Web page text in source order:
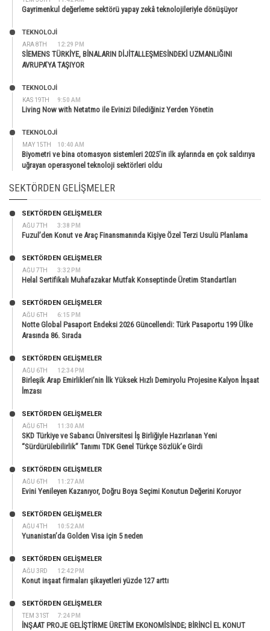
Gayrimenkul değerleme sektörü yapay zekâ teknolojileriyle dönüşüyor
ARA 8TH 12:29 PM
TEKNOLOJİ
SİEMENS TÜRKİYE, BİNALARIN DİJİTALLEŞMESİNDEKİ UZMANLIĞINI
AVRUPA’YA TAŞIYOR
KAS 19TH 9:50 AM
TEKNOLOJİ
Living Now with Netatmo ile Evinizi Dilediğiniz Yerden Yönetin
MAY 15TH 10:40 AM
TEKNOLOJİ
Biyometri ve bina otomasyon sistemleri 2025’in ilk aylarında en çok saldırıya
uğrayan operasyonel teknoloji sektörleri oldu
SEKTÖRDEN GELIŞMELER
AĞU 7TH 3:38 PM
SEKTÖRDEN GELIŞMELER
Fuzul’den Konut ve Araç Finansmanında Kişiye Özel Terzi Usulü Planlama
AĞU 7TH 3:32 PM
SEKTÖRDEN GELIŞMELER
Helal Sertifikalı Muhafazakar Mutfak Konseptinde Üretim Standartları
AĞU 6TH 6:15 PM
SEKTÖRDEN GELIŞMELER
Notte Global Pasaport Endeksi 2026 Güncellendi: Türk Pasaportu 199 Ülke
Arasında 86. Sırada
AĞU 6TH 12:34 PM
SEKTÖRDEN GELIŞMELER
Birleşik Arap Emirlikleri’nin İlk Yüksek Hızlı Demiryolu Projesine Kalyon İnşaat
İmzası
AĞU 6TH 11:30 AM
SEKTÖRDEN GELIŞMELER
SKD Türkiye ve Sabancı Üniversitesi İş Birliğiyle Hazırlanan Yeni
“Sürdürülebilirlik” Tanımı TDK Genel Türkçe Sözlük’e Girdi
AĞU 6TH 11:27 AM
SEKTÖRDEN GELIŞMELER
Evini Yenileyen Kazanıyor, Doğru Boya Seçimi Konutun Değerini Koruyor
AĞU 4TH 10:52 AM
SEKTÖRDEN GELIŞMELER
Yunanistan’da Golden Visa için 5 neden
AĞU 3RD 12:42 PM
SEKTÖRDEN GELIŞMELER
Konut inşaat firmaları şikayetleri yüzde 127 arttı
TEM 31ST 7:24 PM
SEKTÖRDEN GELIŞMELER
İNŞAAT PROJE GELİŞTİRME ÜRETİM EKONOMİSİNDE; BİRİNCİ EL KONUT